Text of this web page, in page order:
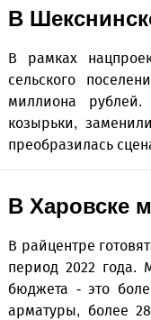
В
В рамках
сельского
миллиона
козырьки,
преобразилась
В Харовске
В райцентре
период 2022 года.
бюджета - это
арматуры, более